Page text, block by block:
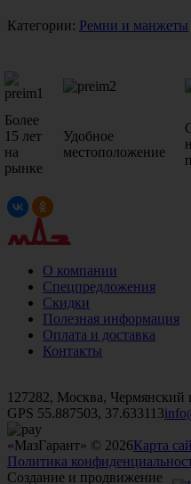
Категории: Ремни и манжеты
Более
15 лет
на
рынке
Удобное
местоположение
О компании
Спецпредложения
Скидки
Полезная информация
Оплата и доставка
Контакты
127282, Москва, Чермянский
GPS 55.887503, 37.633113
«МазГарант» © 2026Карта
Политика
Создание и продвижение